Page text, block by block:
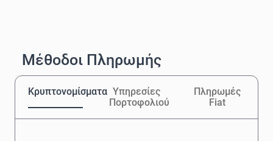
Μέθοδοι Πληρωμής
Κρυπτονομίσματα Υπηρεσίες
Πορτοφολιού
Πληρωμές
Fiat